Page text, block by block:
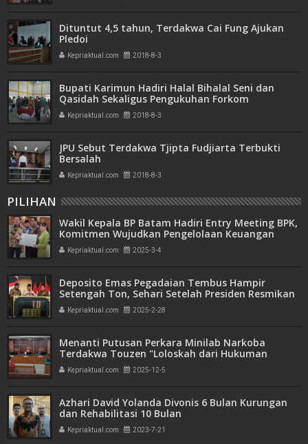
Dituntut 4,5 tahun, Terdakwa Cai Fung Ajukan
Pledoi
Kepriaktual.com 2018-8-3
Bupati Karimun Hadiri Halal Bihalal Seni dan
Qasidah Sekaligus Pengukuhan Forkom
Kepriaktual.com 2018-8-3
JPU Sebut Terdakwa Tjipta Fudjiarta Terbukti
Bersalah
Kepriaktual.com 2018-8-3
PILIHAN
Wakil Kepala BP Batam Hadiri Entry Meeting BPK,
Komitmen Wujudkan Pengelolaan Keuangan
Transparan dan Akuntabel
Kepriaktual.com 2025-3-4
Deposito Emas Pegadaian Tembus Hampir
Setengah Ton, Sehari Setelah Presiden Resmikan
Bank Emas
Kepriaktual.com 2025-2-28
Menanti Putusan Perkara Minilab Narkoba
Terdakwa Touzen "Loloskah dari Hukuman
Seumur Hidup atau Mati"
Kepriaktual.com 2025-12-5
Azhari David Yolanda Divonis 6 Bulan Kurungan
dan Rehabilitasi 10 Bulan
Kepriaktual.com 2023-7-21